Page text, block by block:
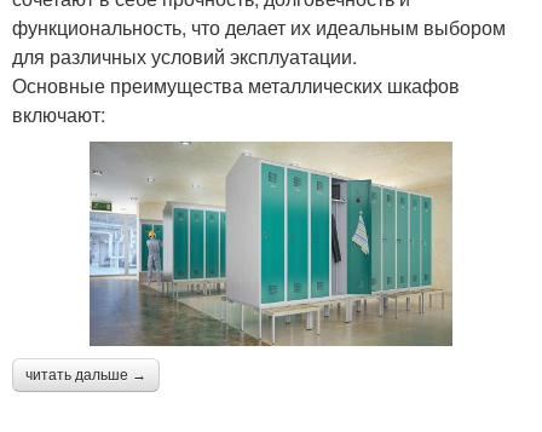
функциональность, что делает их идеальным выбором
для различных условий эксплуатации.
Основные преимущества металлических шкафов
включают:
читать дальше →